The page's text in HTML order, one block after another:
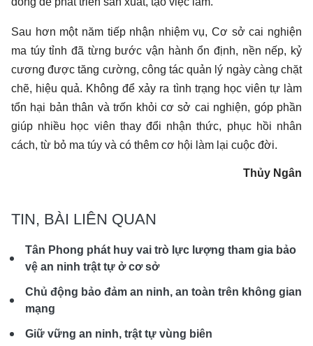
Sau hơn một năm tiếp nhận nhiệm vụ, Cơ sở cai nghiện
ma túy tỉnh đã từng bước vận hành ổn định, nền nếp, kỷ
cương được tăng cường, công tác quản lý ngày càng chặt
chẽ, hiệu quả. Không để xảy ra tình trạng học viên tự làm
tổn hại bản thân và trốn khỏi cơ sở cai nghiện, góp phần
giúp nhiều học viên thay đổi nhận thức, phục hồi nhân
cách, từ bỏ ma túy và có thêm cơ hội làm lại cuộc đời.
Thủy Ngân
TIN, BÀI LIÊN QUAN
Tân Phong phát huy vai trò lực lượng tham gia bảo
vệ an ninh trật tự ở cơ sở
Chủ động bảo đảm an ninh, an toàn trên không gian
mạng
Giữ vững an ninh, trật tự vùng biên